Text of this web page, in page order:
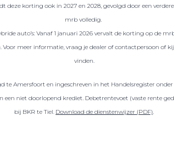
deze korting ook in 2027 en 2028, gevolgd door een
mrb volledig.
auto’s: Vanaf 1 januari 2026 vervalt de korting op de
meer informatie, vraag je dealer of contactpersoon of
vinden.
te Amersfoort en ingeschreven in het Handelsregister
niet doorlopend krediet. Debetrentevoet (vaste rente
bij BKR te Tiel. Download de dienstenwijzer (PDF).